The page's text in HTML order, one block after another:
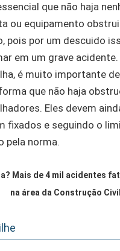
que não haja
ou equipamento
pois por um descuido
em um grave
é muito importante
que não haja
Eles devem
fixados e seguindo o
pela norma.
Mais de 4 mil acidentes
na área da Construção